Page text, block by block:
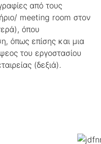
από τους
meeting room στον
όπου
όπως επίσης και μια
του εργοστασίου
(δεξιά).